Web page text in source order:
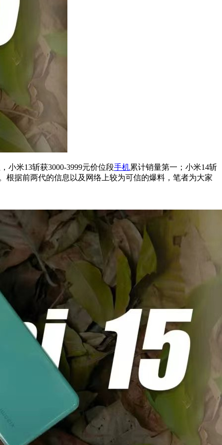
小米13斩获3000-3999元价位段手机累计销量第一；小米14斩
根据前两代的信息以及网络上较为可信的爆料，笔者为大家